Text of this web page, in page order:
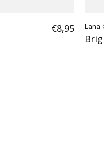
€8,95 Lana